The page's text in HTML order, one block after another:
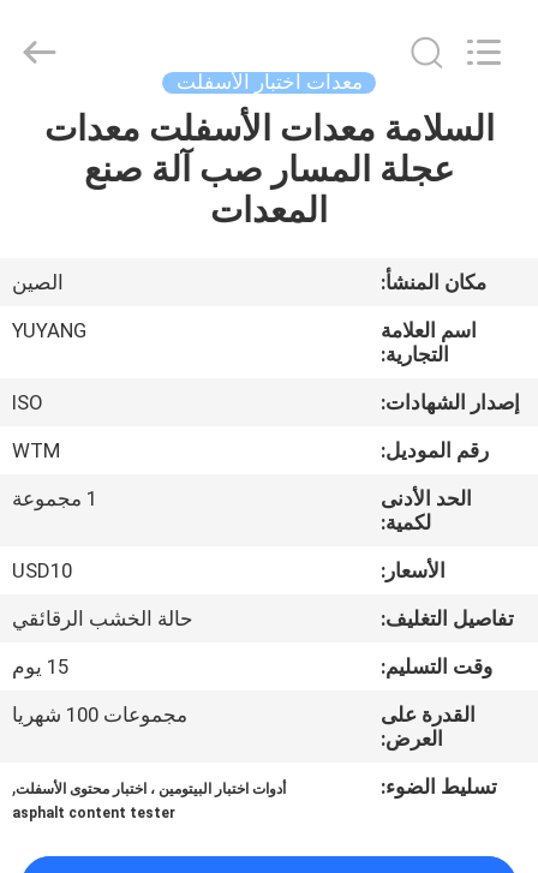
مسكن
عرض
الواقع
الافتراضي
معلومات
في
المعمل
اتصل
INSTRUMENT
معدات اختبار الأسفلت
السلامة معدات الأسفلت معدات
عجلة المسار صب آلة صنع
المعدات
مكان المنشأ:
الصين
اسم العلامة
التجارية:
YUYANG
إصدار الشهادات:
ISO
رقم الموديل:
WTM
الحد الأدنى
لكمية:
1 مجموعة
الأسعار:
USD10
تفاصيل التغليف:
حالة الخشب الرقائقي
وقت التسليم:
15 يوم
القدرة على
العرض:
مجموعات 100 شهريا
تسليط الضوء: أدوات اختبار البيتومين ، اختبار محتوى الأسفلت,
asphalt content tester